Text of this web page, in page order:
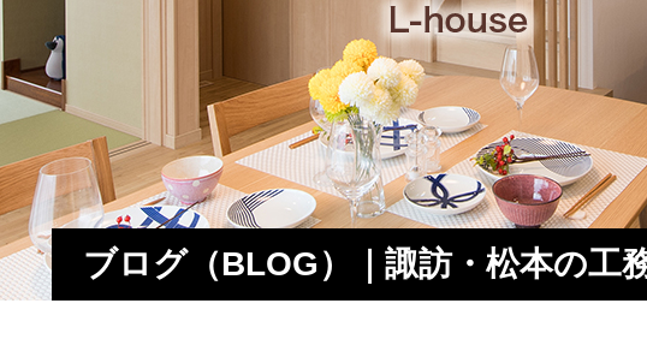
ブログ（BLOG）｜諏訪・松本の工